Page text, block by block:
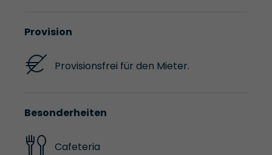
Provision
Provisionsfrei für den Mieter.
Besonderheiten
Cafeteria